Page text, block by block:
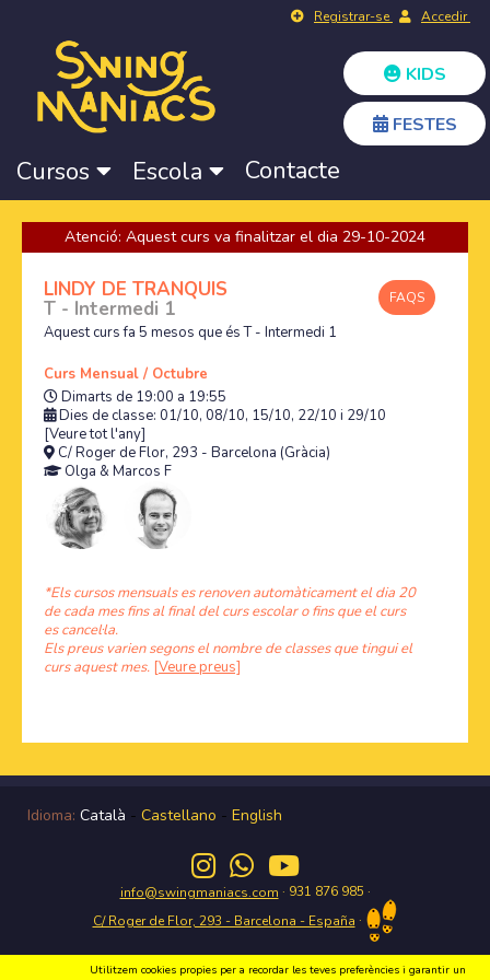
Registrar-se Accedir
KIDS
FESTES
Cursos Escola Contacte
Atenció: Aquest curs va finalitzar el dia 29-10-2024
FAQS
LINDY DE TRANQUIS
T - Intermedi 1
Aquest curs fa 5 mesos que és T - Intermedi 1
Curs Mensual / Octubre
Dimarts de 19:00 a 19:55
Dies de classe: 01/10, 08/10, 15/10, 22/10 i 29/10
[Veure tot l'any]
C/ Roger de Flor, 293 - Barcelona (Gràcia)
Olga & Marcos F
*Els cursos mensuals es renoven automàticament el dia 20
de cada mes fins al final del curs escolar o fins que el curs
es cancel·la.
Els preus varien segons el nombre de classes que tingui el
curs aquest mes. [Veure preus]
Idioma: Català - Castellano - English
info@swingmaniacs.com · 931 876 985 ·
C/ Roger de Flor, 293 - Barcelona - España ·
Utilitzem cookies propies per a recordar les teves preferències i garantir un